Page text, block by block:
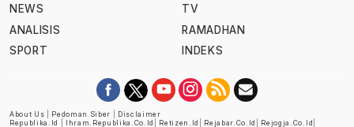
NEWS
ANALISIS
SPORT
TV
RAMADHAN
INDEKS
About Us Pedoman Siber
Disclaimer
Republika.id
Ihram.republika.co.id Retizen.id Rejabar.co.id Rejogja.co.id